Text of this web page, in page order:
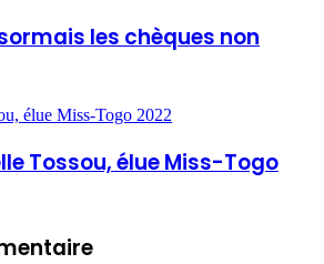
les chèques non
élue Miss-Togo 2022
Tossou, élue Miss-Togo